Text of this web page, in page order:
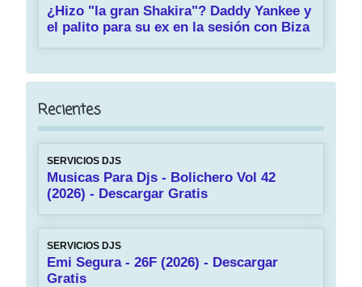
¿Hizo "la gran Shakira"? Daddy Yankee y
el palito para su ex en la sesión con Biza
Recientes
SERVICIOS DJS
Musicas Para Djs - Bolichero Vol 42
(2026) - Descargar Gratis
SERVICIOS DJS
Emi Segura - 26F (2026) - Descargar
Gratis